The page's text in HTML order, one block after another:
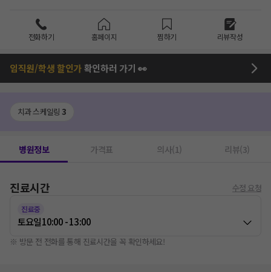
전화하기 홈페이지 찜하기 리뷰작성
임직원/학생 할인가확인하러 가기 👀
치과 스케일링 3
병원정보 가격표 의사(1) 리뷰(3)
진료시간 수정 요청
진료중
토요일10:00 - 13:00
※ 방문 전 전화를 통해 진료시간을 꼭 확인하세요!